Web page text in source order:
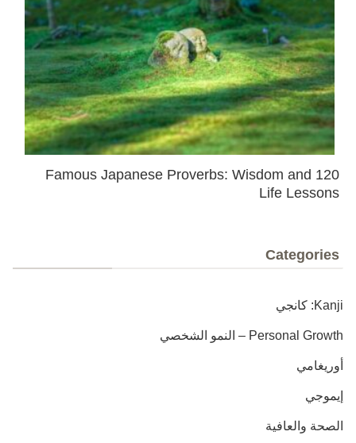
120 Famous Japanese Proverbs: Wisdom and
Life Lessons
Categories
Kanji: كانجي
Personal Growth – النمو الشخصي
أوريغامي
إيموجي
الصحة والعافية